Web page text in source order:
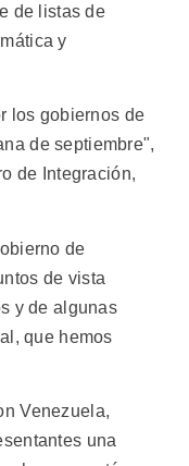
de listas de
y
los gobiernos de
de septiembre",
de Integración,
de
de vista
y de algunas
que hemos
Venezuela,
una